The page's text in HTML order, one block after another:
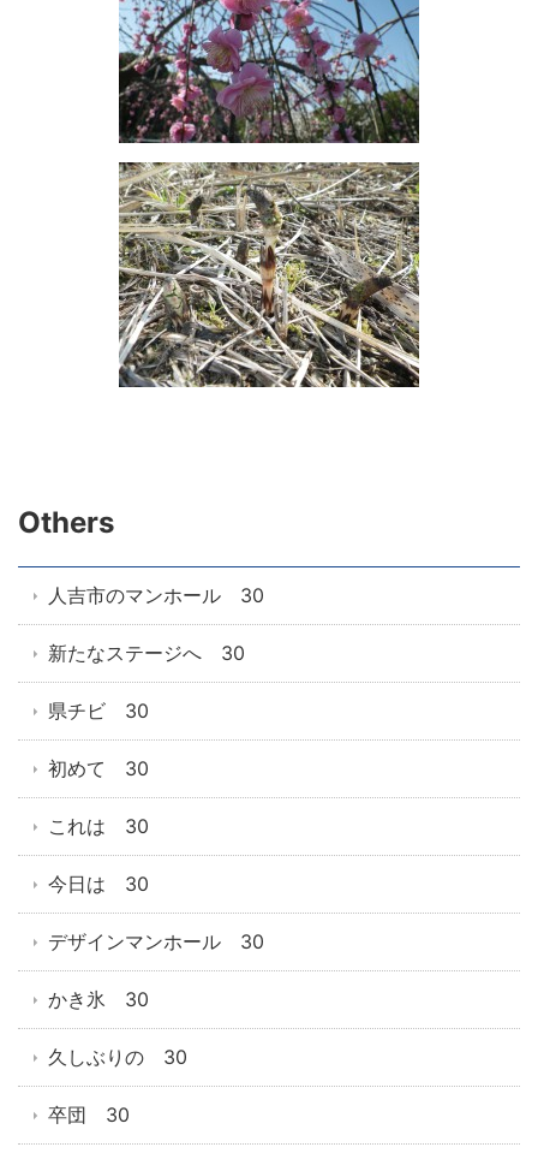
Others
人吉市のマンホール 30
新たなステージへ 30
県チビ 30
初めて 30
これは 30
今日は 30
デザインマンホール 30
かき氷 30
久しぶりの 30
卒団 30